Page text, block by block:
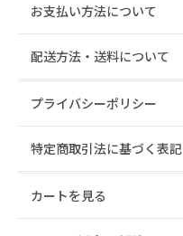
お支払い方法について
配送方法・送料について
プライバシーポリシー
特定商取引法に基づく表記
カートを見る